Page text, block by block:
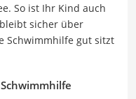
So ist Ihr Kind auch
sicher über
Schwimmhilfe gut sitzt